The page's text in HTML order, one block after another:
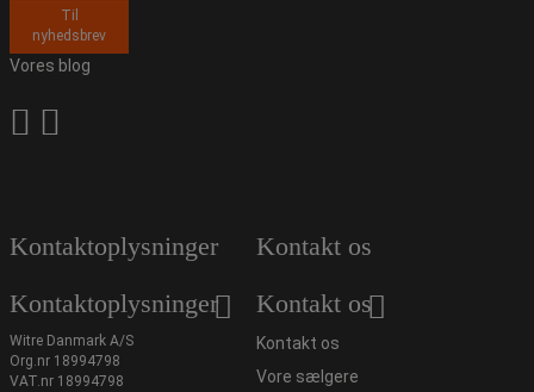
Til
nyhedsbrev
Vores blog
Kontaktoplysninger
Kontaktoplysninger
Witre Danmark A/S
Org.nr 18994798
VAT.nr 18994798
Kontakt os
Kontakt os
Kontakt os
Vore sælgere